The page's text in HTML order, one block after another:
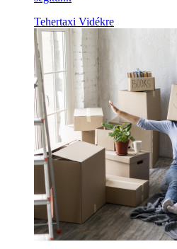
Tehertaxi Vidékre